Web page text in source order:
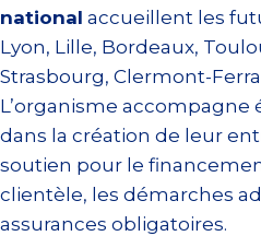
national accueillent les
Lyon, Lille, Bordeaux,
Strasbourg, Clermont-
L’organisme
dans la création de leur
soutien pour le
clientèle, les démarches
assurances obligatoires.